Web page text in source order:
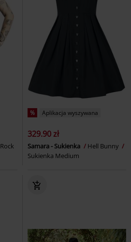
Rock
% Aplikacja wyszywana
329.90 zł
Samara - Sukienka
Hell Bunny
Sukienka Medium